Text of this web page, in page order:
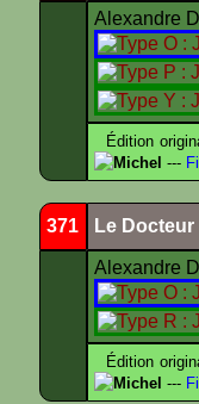
Alexandre
Édition
Michel ---
371 Le
Alexandre
Édition
Michel ---